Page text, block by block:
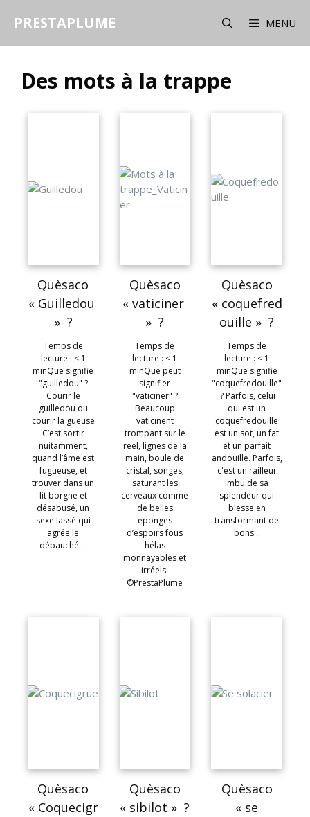
PRESTAPLUME MENU
Des mots à la trappe
Quèsaco
« Guilledou
» ?
Temps de
lecture : < 1
minQue signifie
"guilledou" ?
Courir le
guilledou ou
courir la gueuse
C’est sortir
nuitamment,
quand l’âme est
fugueuse, et
trouver dans un
lit borgne et
désabusé, un
sexe lassé qui
agrée le
débauché.…
Quèsaco
« vaticiner
» ?
Temps de
lecture : < 1
minQue peut
signifier
"vaticiner" ?
Beaucoup
vaticinent
trompant sur le
réel, lignes de la
main, boule de
cristal, songes,
saturant les
cerveaux comme
de belles
éponges
d’espoirs fous
hélas
monnayables et
irréels.
©PrestaPlume
Quèsaco
« coquefred
ouille » ?
Temps de
lecture : < 1
minQue signifie
"coquefredouille"
? Parfois, celui
qui est un
coquefredouille
est un sot, un fat
et un parfait
andouille. Parfois,
c'est un railleur
imbu de sa
splendeur qui
blesse en
transformant de
bons…
Quèsaco
« Coquecigr
Quèsaco
« sibilot » ?
Quèsaco
« se